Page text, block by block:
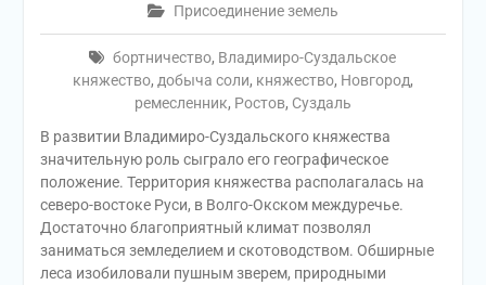
Присоединение земель
бортничество, Владимиро-Суздальское
княжество, добыча соли, княжество, Новгород,
ремесленник, Ростов, Суздаль
В развитии Владимиро-Суздальского княжества
значительную роль сыграло его географическое
положение. Территория княжества располагалась на
северо-востоке Руси, в Волго-Окском междуречье.
Достаточно благоприятный климат позволял
заниматься земледелием и скотоводством. Обширные
леса изобиловали пушным зверем, природными